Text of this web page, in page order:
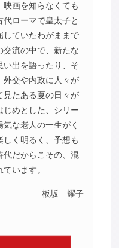
画を知らなくても
ローマで皇太子と
していたわがままで
交流の中で、新たな
い出を語ったり、そ
外交や内政に人々が
見たある夏の日々が
じめとした、シリー
な老人の一生がく
しく明るく、予想も
代だからこその、混
います。
板坂 耀子